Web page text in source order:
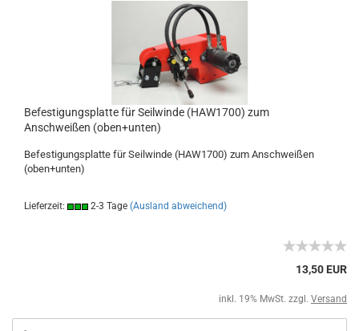
Befestigungsplatte für Seilwinde (HAW1700) zum
Anschweißen (oben+unten)
Befestigungsplatte für Seilwinde (HAW1700) zum Anschweißen
(oben+unten)
Lieferzeit: 2-3 Tage (Ausland abweichend)
13,50 EUR
inkl. 19% MwSt. zzgl. Versand